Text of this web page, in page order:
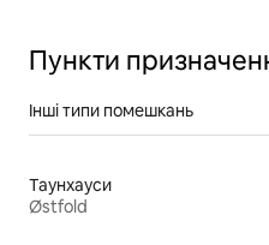
Пункти
Інші типи помешкань
Таунхауси
Østfold